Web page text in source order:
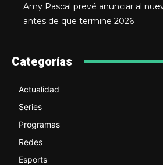
Amy Pascal prevé anunciar al
antes de que termine 2026
Categorías
Actualidad
Series
Programas
Redes
Esports